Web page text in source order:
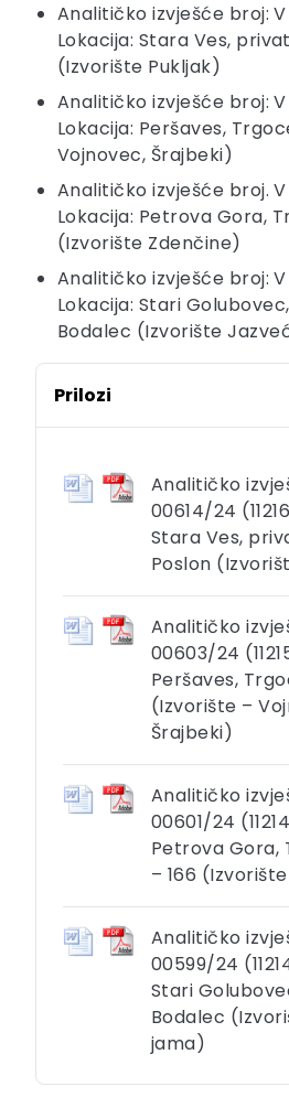
Analitičko izvješće broj: V
Lokacija: Stara Ves,
(Izvorište Pukljak)
Analitičko izvješće broj: V
Lokacija: Peršaves,
Vojnovec, Šrajbeki)
Analitičko izvješće broj. V
Lokacija: Petrova Gora,
(Izvorište Zdenčine)
Analitičko izvješće broj: V
Lokacija: Stari
Bodalec (Izvorište
Prilozi
Analitičko
00614/24
Stara Ves,
Poslon
Analitičko
00603/24
Peršaves,
(Izvorište –
Šrajbeki)
Analitičko
00601/24
Petrova Gora,
– 166
Analitičko
00599/24
Stari
Bodalec
jama)